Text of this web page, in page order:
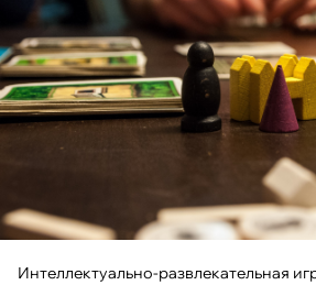
Интеллектуально-развлекательная